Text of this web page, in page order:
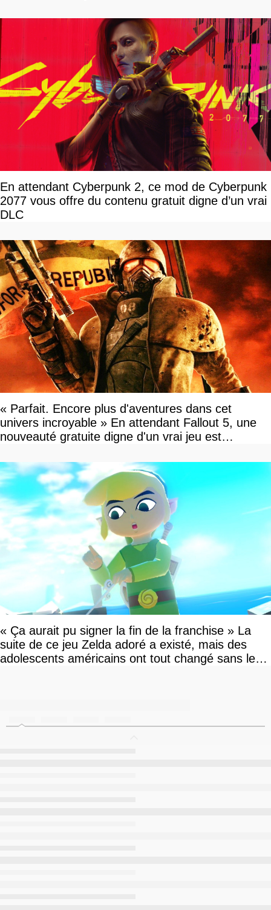
En attendant Cyberpunk 2, ce mod de Cyberpunk
2077 vous offre du contenu gratuit digne d’un vrai
DLC
« Parfait. Encore plus d'aventures dans cet
univers incroyable » En attendant Fallout 5, une
nouveauté gratuite digne d'un vrai jeu est
« Ça aurait pu signer la fin de la franchise » La
suite de ce jeu Zelda adoré a existé, mais des
adolescents américains ont tout changé sans le